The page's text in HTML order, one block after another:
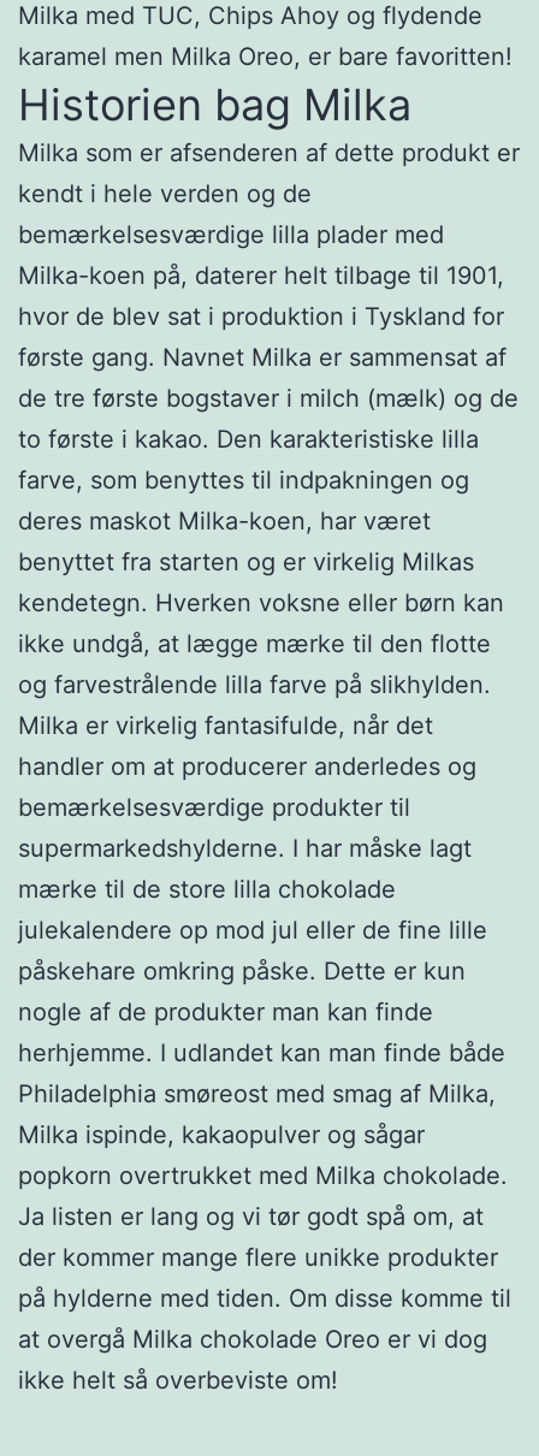
Milka med TUC, Chips Ahoy og flydende
karamel men Milka Oreo, er bare favoritten!
Historien bag Milka
Milka som er afsenderen af dette produkt er
kendt i hele verden og de
bemærkelsesværdige lilla plader med
Milka-koen på, daterer helt tilbage til 1901,
hvor de blev sat i produktion i Tyskland for
første gang. Navnet Milka er sammensat af
de tre første bogstaver i milch (mælk) og de
to første i kakao. Den karakteristiske lilla
farve, som benyttes til indpakningen og
deres maskot Milka-koen, har været
benyttet fra starten og er virkelig Milkas
kendetegn. Hverken voksne eller børn kan
ikke undgå, at lægge mærke til den flotte
og farvestrålende lilla farve på slikhylden.
Milka er virkelig fantasifulde, når det
handler om at producerer anderledes og
bemærkelsesværdige produkter til
supermarkedshylderne. I har måske lagt
mærke til de store lilla chokolade
julekalendere op mod jul eller de fine lille
påskehare omkring påske. Dette er kun
nogle af de produkter man kan finde
herhjemme. I udlandet kan man finde både
Philadelphia smøreost med smag af Milka,
Milka ispinde, kakaopulver og sågar
popkorn overtrukket med Milka chokolade.
Ja listen er lang og vi tør godt spå om, at
der kommer mange flere unikke produkter
på hylderne med tiden. Om disse komme til
at overgå Milka chokolade Oreo er vi dog
ikke helt så overbeviste om!